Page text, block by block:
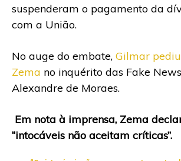
suspenderam o pagamento da
com a União.
No auge do embate, Gilmar
Zema no inquérito das Fake
Alexandre de Moraes.
Em nota à imprensa, Zema
“intocáveis não aceitam críticas”.